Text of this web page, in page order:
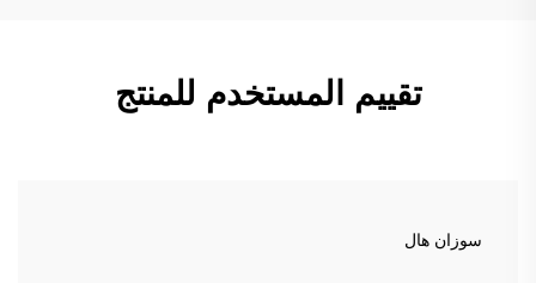
تقييم المستخدم للمنتج
سوزان هال